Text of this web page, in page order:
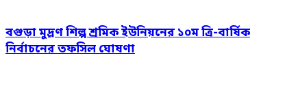
বগুড়া মুদ্রণ শিল্প শ্রমিক ইউনিয়নের ১০ম ত্রি-বার্ষিক
নির্বাচনের তফসিল ঘোষণা